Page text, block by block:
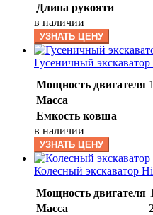
Длина рукояти
в наличии
УЗНАТЬ ЦЕНУ
Гусеничный
Мощность двигателя
Масса
Емкость ковша
в наличии
УЗНАТЬ ЦЕНУ
Колесный экскаватор
Мощность двигателя
Масса